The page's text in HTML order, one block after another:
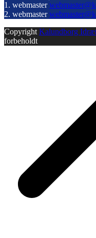
1. webmaster
2. webmaster
Copyright Kalundborg
forbeholdt